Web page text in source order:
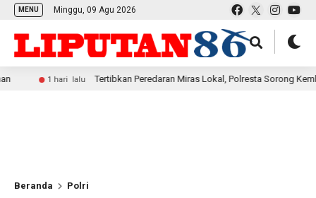
MENU Minggu, 09 Agu 2026
1 hari lalu Tertibkan Peredaran Miras Lokal, Polresta Sorong Kembali
Beranda Polri